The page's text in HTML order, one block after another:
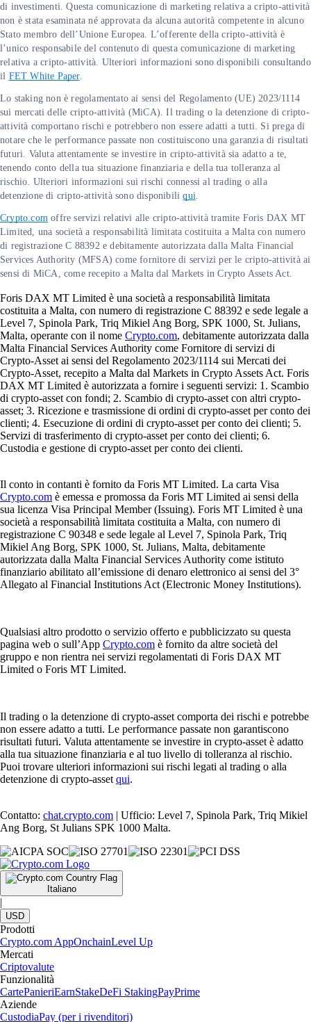
di investimenti. Questa comunicazione di marketing relativa a cripto-attività
non è stata esaminata né approvata da alcuna autorità competente in alcuno
Stato membro dell’Unione Europea. L’offerente della cripto-attività è
l’unico responsabile del contenuto di questa comunicazione di marketing
relativa a cripto-attività. Ulteriori informazioni sono disponibili consultando
il FET White Paper.
Lo staking non è regolamentato ai sensi del Regolamento (UE) 2023/1114
sui mercati delle cripto-attività (MiCA). Il trading o la detenzione di cripto-
attività comportano rischi e potrebbero non essere adatti a tutti. Si prega di
notare che le performance passate non costituiscono una garanzia di risultati
futuri. Valuta attentamente se investire in cripto-attività sia adatto a te,
tenendo conto della tua situazione finanziaria e della tua tolleranza al
rischio. Ulteriori informazioni sui rischi connessi al trading o alla
detenzione di cripto-attività sono disponibiliqui
Crypto.com offre servizi relativi alle cripto-attività tramite Foris DAX MT
Limited, una società a responsabilità limitata costituita a Malta con numero
di registrazione C 88392 e debitamente autorizzata dalla Malta Financial
Services Authority (MFSA) come fornitore di servizi per le cripto-attività ai
sensi di MiCA, come recepito a Malta dal Markets in Crypto Assets Act.
Foris DAX MT Limited è una società a responsabilità limitata
costituita a Malta, con numero di registrazione C 88392 e sede legale a
Level 7, Spinola Park, Triq Mikiel Ang Borg, SPK 1000, St. Julians,
Malta, operante con il nome Crypto.com, debitamente autorizzata dalla
Malta Financial Services Authority come Fornitore di servizi di
Crypto-Asset ai sensi del Regolamento 2023/1114 sui Mercati dei
Crypto-Asset, recepito a Malta dal Markets in Crypto Assets Act. Foris
DAX MT Limited è autorizzata a fornire i seguenti servizi: 1. Scambio
di crypto-asset con fondi; 2. Scambio di crypto-asset con altri crypto-
asset; 3. Ricezione e trasmissione di ordini di crypto-asset per conto dei
clienti; 4. Esecuzione di ordini di crypto-asset per conto dei clienti; 5.
Servizi di trasferimento di crypto-asset per conto dei clienti; 6.
Custodia e gestione di crypto-asset per conto dei clienti.
Il conto in contanti è fornito da Foris MT Limited. La carta Visa
Crypto.com è emessa e promossa da Foris MT Limited ai sensi della
sua licenza Visa Principal Member (Issuing). Foris MT Limited è una
società a responsabilità limitata costituita a Malta, con numero di
registrazione C 90348 e sede legale al Level 7, Spinola Park, Triq
Mikiel Ang Borg, SPK 1000, St. Julians, Malta, debitamente
autorizzata dalla Malta Financial Services Authority come istituto
finanziario abilitato all’emissione di denaro elettronico ai sensi del 3°
Allegato al Financial Institutions Act (Electronic Money Institutions).
Qualsiasi altro prodotto o servizio offerto e pubblicizzato su questa
pagina web o sull’App Crypto.com è fornito da altre società del
gruppo e non rientra nei servizi regolamentati di Foris DAX MT
Limited o Foris MT Limited.
Il trading o la detenzione di crypto-asset comporta dei rischi e potrebbe
non essere adatto a tutti. Le performance passate non garantiscono
risultati futuri. Valuta attentamente se investire in crypto-asset è adatto
alla tua situazione finanziaria e al tuo livello di tolleranza al rischio.
Puoi trovare ulteriori informazioni sui rischi legati al trading o alla
detenzione di crypto-asset qui.
Contatto: chat.crypto.com | Ufficio: Level 7, Spinola Park, Triq Mikiel
Ang Borg, St Julians SPK 1000 Malta.
Italiano
|
USD
Prodotti
Crypto.com AppOnchainLevel Up
Mercati
Criptovalute
Funzionalità
CartePanieriEarnStakeDeFi StakingPayPrime
Aziende
CustodiaPay (per i rivenditori)